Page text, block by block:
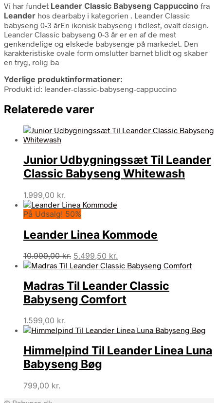
Vi har fundet Leander Classic Babyseng Cappuccino fra
Leander hos dearbaby i kategorien . Leander Classic
babyseng 0-3 årEn ikonisk babyseng i tidløst, ovalt design.
Leander Classic babyseng 0-3 år er en af de mest
genkendelige og elskede babysenge på markedet. Den
karakteristiske ovale form omslutter barnet blidt og skaber
en tryg, rolig ba
Yderlige produktinformationer:
Produkt id: leander-classic-babyseng-cappuccino
Relaterede varer
Junior Udbygningssæt Til Leander
Classic Babyseng Whitewash
1.999,00 kr.
På Udsalg! 50%
Leander Linea Kommode
10.999,00kr. Den
oprindelige
var:
10.999,00 kr..
5.499,50 kr.
aktuelle
er:
5.499,50 kr..
Madras Til Leander Classic
Babyseng Comfort
1.599,00 kr.
Himmelpind Til Leander Linea Luna
Babyseng Bøg
799,00 kr.